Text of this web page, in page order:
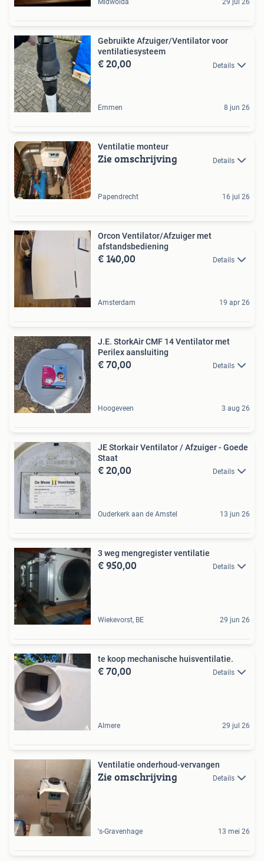
Midwolda 29 jul 26
Gebruikte Afzuiger/Ventilator voor
ventilatiesysteem
€ 20,00 Details
Emmen 8 jun 26
Ventilatie monteur
Zie omschrijving Details
Papendrecht 16 jul 26
Orcon Ventilator/Afzuiger met
afstandsbediening
€ 140,00 Details
Amsterdam 19 apr 26
J.E. StorkAir CMF 14 Ventilator met
Perilex aansluiting
€ 70,00 Details
Hoogeveen 3 aug 26
JE Storkair Ventilator / Afzuiger - Goede
Staat
€ 20,00 Details
Ouderkerk aan de Amstel 13 jun 26
3 weg mengregister ventilatie
€ 950,00 Details
Wiekevorst, BE 29 jun 26
te koop mechanische huisventilatie.
€ 70,00 Details
Almere 29 jul 26
Ventilatie onderhoud-vervangen
Zie omschrijving Details
's-Gravenhage 13 mei 26